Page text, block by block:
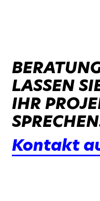
LASSEN
IHR
Kontakt